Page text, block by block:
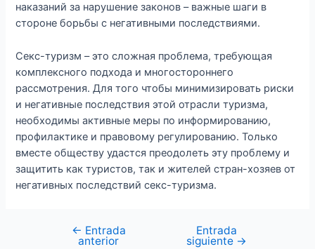
наказаний за нарушение законов – важные шаги в
стороне борьбы с негативными последствиями.
Секс-туризм – это сложная проблема, требующая
комплексного подхода и многостороннего
рассмотрения. Для того чтобы минимизировать риски
и негативные последствия этой отрасли туризма,
необходимы активные меры по информированию,
профилактике и правовому регулированию. Только
вместе обществу удастся преодолеть эту проблему и
защитить как туристов, так и жителей стран-хозяев от
негативных последствий секс-туризма.
Navegación
← Entrada
anterior
Entrada
siguiente →